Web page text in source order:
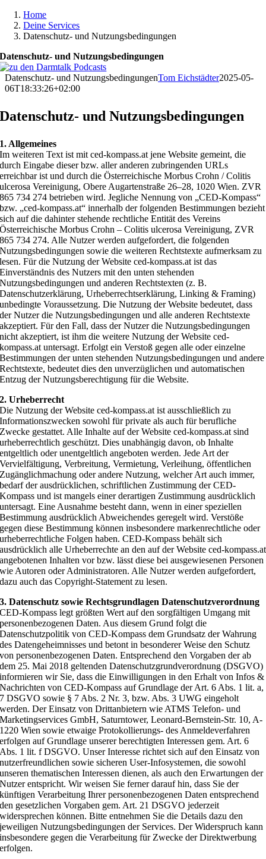
Home
Deine Services
Datenschutz- und Nutzungsbedingungen
Datenschutz- und Nutzungsbedingungen
Datenschutz- und NutzungsbedingungenTom Eichstädter2025-05-
06T18:33:26+02:00
Datenschutz- und Nutzungsbedingungen
1. Allgemeines
Im weiteren Text ist mit ced-kompass.at jene Website gemeint, die
durch Eingabe dieser bzw. aller anderen zubringenden URLs
erreichbar ist und durch die Österreichische Morbus Crohn / Colitis
ulcerosa Vereinigung, Obere Augartenstraße 26–28, 1020 Wien. ZVR
865 734 274 betrieben wird. Jegliche Nennung von „CED-Kompass“
bzw. „ced-kompass.at“ innerhalb der folgenden Bestimmungen bezieht
sich auf die dahinter stehende rechtliche Entität des Vereins
Österreichische Morbus Crohn – Colitis ulcerosa Vereinigung, ZVR
865 734 274. Alle Nutzer werden aufgefordert, die folgenden
Nutzungsbedingungen sowie die weiteren Rechtstexte aufmerksam zu
lesen. Für die Nutzung der Website ced-kompass.at ist das
Einverständnis des Nutzers mit den unten stehenden
Nutzungsbedingungen und anderen Rechtstexten (z. B.
Datenschutzerklärung, Urheberrechtserklärung, Linking & Framing)
unbedingte Voraussetzung. Die Nutzung der Website bedeutet, dass
der Nutzer die Nutzungsbedingungen und alle anderen Rechtstexte
akzeptiert. Für den Fall, dass der Nutzer die Nutzungsbedingungen
nicht akzeptiert, ist ihm die weitere Nutzung der Website ced-
kompass.at untersagt. Erfolgt ein Verstoß gegen alle oder einzelne
Bestimmungen der unten stehenden Nutzungsbedingungen und andere
Rechtstexte, bedeutet dies den unverzüglichen und automatischen
Entzug der Nutzungsberechtigung für die Website.
2. Urheberrecht
Die Nutzung der Website ced-kompass.at ist ausschließlich zu
Informationszwecken sowohl für private als auch für berufliche
Zwecke gestattet. Alle Inhalte auf der Website ced-kompass.at sind
urheberrechtlich geschützt. Dies unabhängig davon, ob Inhalte
entgeltlich oder unentgeltlich angeboten werden. Jede Art der
Vervielfältigung, Verbreitung, Vermietung, Verleihung, öffentlichen
Zugänglichmachung oder andere Nutzung, welcher Art auch immer,
bedarf der ausdrücklichen, schriftlichen Zustimmung der CED-
Kompass und ist mangels einer derartigen Zustimmung ausdrücklich
untersagt. Eine Ausnahme besteht dann, wenn in einer speziellen
Bestimmung ausdrücklich Abweichendes geregelt wird. Verstöße
gegen diese Bestimmung können insbesondere markenrechtliche oder
urheberrechtliche Folgen haben. CED-Kompass behält sich
ausdrücklich alle Urheberrechte an den auf der Website ced-kompass.at
angebotenen Inhalten vor bzw. lässt diese bei ausgewiesenen Personen
wie Autoren oder Administratoren. Alle Nutzer werden aufgefordert,
dazu auch das Copyright-Statement zu lesen.
3. Datenschutz sowie Rechtsgrundlagen Datenschutzverordnung
CED-Kompass legt größten Wert auf den sorgfältigen Umgang mit
personenbezogenen Daten. Aus diesem Grund folgt die
Datenschutzpolitik von CED-Kompass dem Grundsatz der Wahrung
des Datengeheimnisses und betont in besonderer Weise den Schutz
von personenbezogenen Daten. Entsprechend den Vorgaben der ab
dem 25. Mai 2018 geltenden Datenschutzgrundverordnung (DSGVO)
informieren wir Sie, dass die Einwilligungen in den Erhalt von Infos &
Nachrichten von CED-Kompass auf Grundlage der Art. 6 Abs. 1 lit. a,
7 DSGVO sowie § 7 Abs. 2 Nr. 3, bzw. Abs. 3 UWG eingeholt
werden. Der Einsatz von Drittanbietern wie ATMS Telefon- und
Marketingservices GmbH, Saturntower, Leonard-Bernstein-Str. 10, A-
1220 Wien sowie etwaige Protokollierungs- des Anmeldeverfahren
erfolgen auf Grundlage unserer berechtigten Interessen gem. Art. 6
Abs. 1 lit. f DSGVO. Unser Interesse richtet sich auf den Einsatz von
nutzerfreundlichen sowie sicheren User-Infosystemen, die sowohl
unseren thematischen Interessen dienen, als auch den Erwartungen der
Nutzer entspricht. Wir weisen Sie ferner darauf hin, dass Sie der
künftigen Verarbeitung Ihrer personenbezogenen Daten entsprechend
den gesetzlichen Vorgaben gem. Art. 21 DSGVO jederzeit
widersprechen können. Bitte entnehmen Sie die Details dazu den
jeweiligen Nutzungsbedingungen der Services. Der Widerspruch kann
insbesondere gegen die Verarbeitung für Zwecke der Direktwerbung
erfolgen.